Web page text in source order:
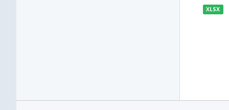
XLSX